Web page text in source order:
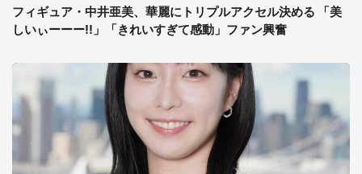
フィギュア・中井亜美、華麗にトリプルアクセル決める 「美
しいぃーーー!!」「きれいすぎて感動」ファン興奮